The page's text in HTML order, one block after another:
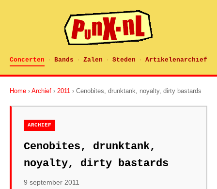
Concerten · Bands · Zalen · Steden · Artikelenarchief
Home › Archief › 2011 › Cenobites, drunktank, noyalty, dirty bastards
ARCHIEF
Cenobites, drunktank,
noyalty, dirty bastards
9 september 2011